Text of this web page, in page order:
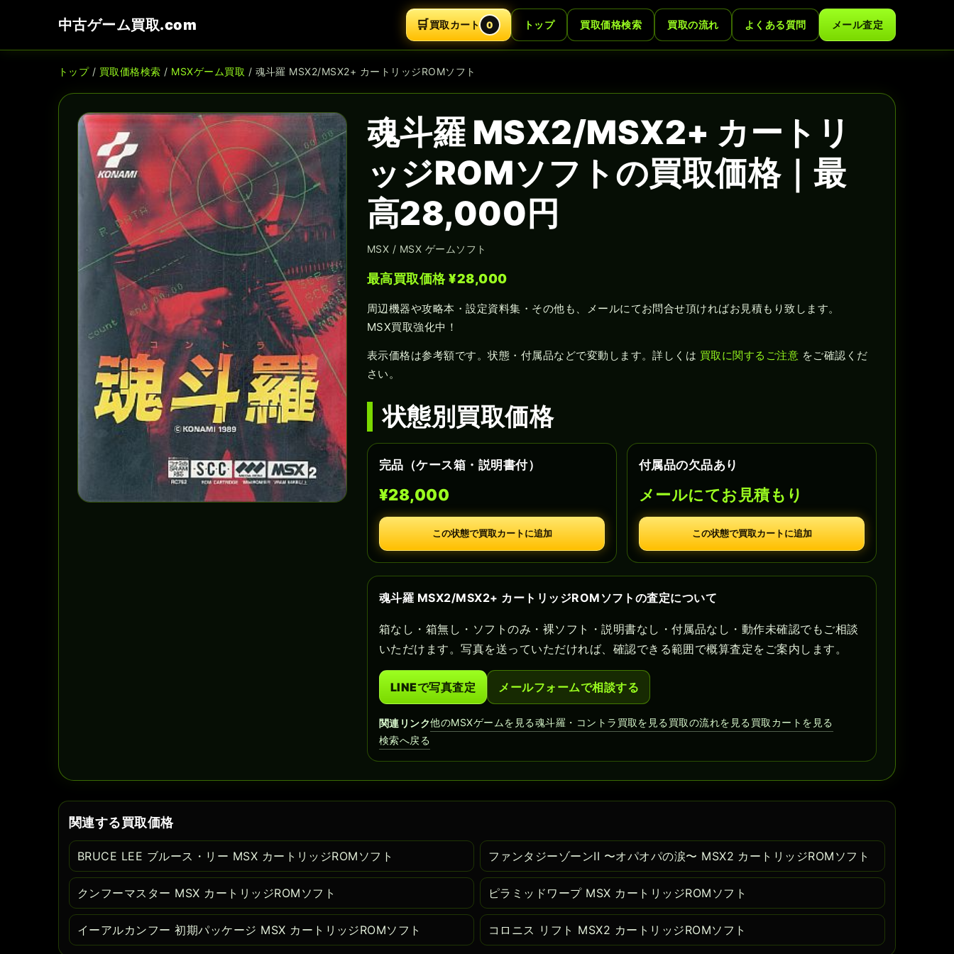
中古ゲーム買取.com 🛒買取カート 0 トップ 買取価格検索 買取の流れ よくある質問 メール査定
トップ/ 買取価格検索 / MSXゲーム買取 / 魂斗羅 MSX2/MSX2+ カートリッジROMソフト
魂斗羅 MSX2/MSX2+ カートリ
ッジROMソフトの買取価格｜最
高28,000円
MSX / MSX ゲームソフト
最高買取価格 ¥28,000
周辺機器や攻略本・設定資料集・その他も、メールにてお問合せ頂ければお見積もり致します。
MSX買取強化中！
表示価格は参考額です。状態・付属品などで変動します。詳しくは 買取に関するご注意 をご確認くだ
さい。
状態別買取価格
完品（ケース箱・説明書付）
¥28,000
この状態で買取カートに追加
付属品の欠品あり
メールにてお見積もり
この状態で買取カートに追加
魂斗羅 MSX2/MSX2+ カートリッジROMソフトの査定について
箱なし・箱無し・ソフトのみ・裸ソフト・説明書なし・付属品なし・動作未確認でもご相談
いただけます。写真を送っていただければ、確認できる範囲で概算査定をご案内します。
LINEで写真査定 メールフォームで相談する
関連リンク他のMSXゲームを見る魂斗羅・コントラ買取を見る買取の流れを見る買取カートを見る
検索へ戻る
関連する買取価格
BRUCE LEE ブルース・リー MSX カートリッジROMソフト ファンタジーゾーンII 〜オパオパの涙〜 MSX2 カートリッジROMソフト
クンフーマスター MSX カートリッジROMソフト ピラミッドワープ MSX カートリッジROMソフト
イーアルカンフー 初期パッケージ MSX カートリッジROMソフト コロニス リフト MSX2 カートリッジROMソフト